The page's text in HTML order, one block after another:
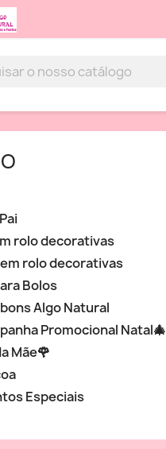
rolo decorativas
rolo decorativas
Bolos
Algo Natural
Promocional Natal🎄
Mãe🌹
Especiais